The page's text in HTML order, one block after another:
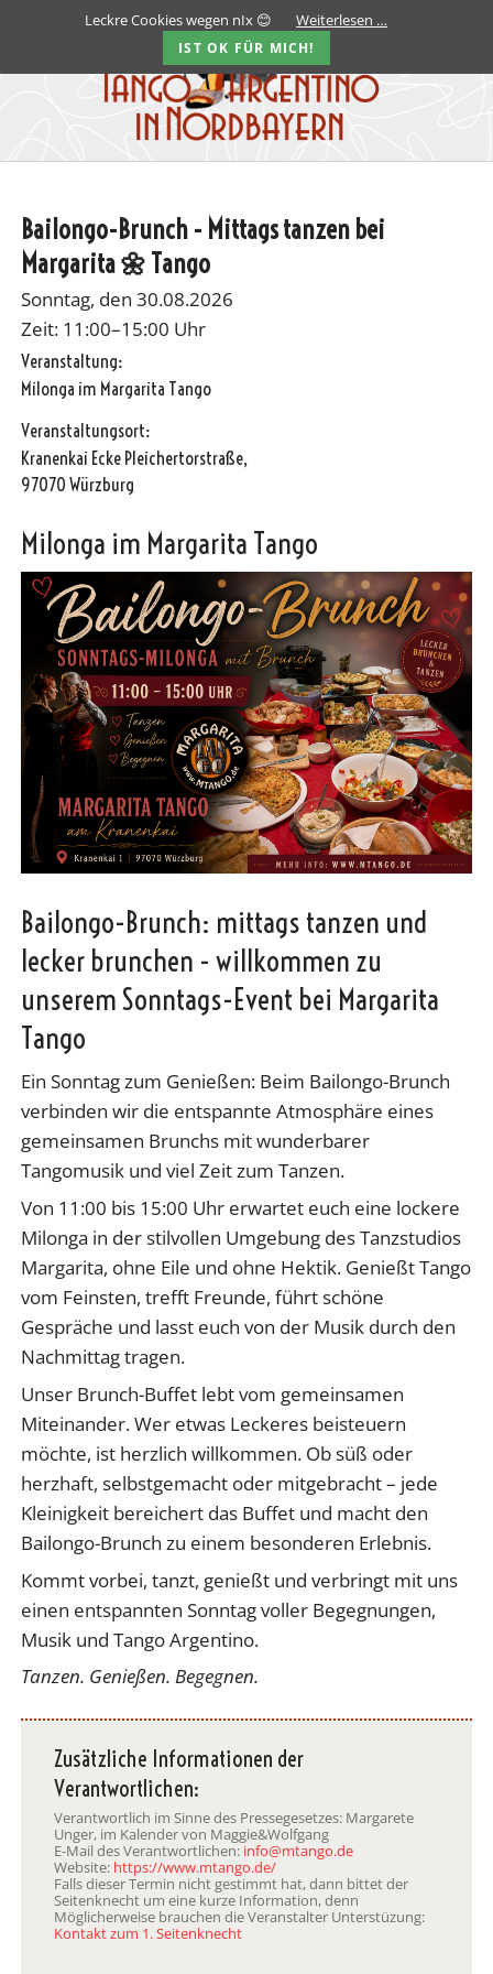
Bailongo-Brunch - Mittags tanzen bei
Margarita 🌼 Tango
Sonntag, den 30.08.2026
Zeit: 11:00–15:00 Uhr
Veranstaltung:
Milonga im Margarita Tango
Veranstaltungsort:
Kranenkai Ecke Pleichertorstraße,
97070 Würzburg
Milonga im Margarita Tango
Bailongo-Brunch: mittags tanzen und
lecker brunchen - willkommen zu
unserem Sonntags-Event bei Margarita
Tango
Ein Sonntag zum Genießen: Beim Bailongo-Brunch
verbinden wir die entspannte Atmosphäre eines
gemeinsamen Brunchs mit wunderbarer
Tangomusik und viel Zeit zum Tanzen.
Von 11:00 bis 15:00 Uhr erwartet euch eine lockere
Milonga in der stilvollen Umgebung des Tanzstudios
Margarita, ohne Eile und ohne Hektik. Genießt Tango
vom Feinsten, trefft Freunde, führt schöne
Gespräche und lasst euch von der Musik durch den
Nachmittag tragen.
Unser Brunch-Buffet lebt vom gemeinsamen
Miteinander. Wer etwas Leckeres beisteuern
möchte, ist herzlich willkommen. Ob süß oder
herzhaft, selbstgemacht oder mitgebracht – jede
Kleinigkeit bereichert das Buffet und macht den
Bailongo-Brunch zu einem besonderen Erlebnis.
Kommt vorbei, tanzt, genießt und verbringt mit uns
einen entspannten Sonntag voller Begegnungen,
Musik und Tango Argentino.
Tanzen. Genießen. Begegnen.
Zusätzliche Informationen der
Verantwortlichen:
Verantwortlich im Sinne des Pressegesetzes: Margarete
Unger, im Kalender von Maggie&Wolfgang
E-Mail des Verantwortlichen: info@mtango.de
Website: https://www.mtango.de/
Falls dieser Termin nicht gestimmt hat, dann bittet der
Seitenknecht um eine kurze Information, denn
Möglicherweise brauchen die Veranstalter Unterstüzung:
Kontakt zum 1. Seitenknecht
Leckre Cookies wegen nIx 😊 Weiterlesen …
IST OK FÜR MICH!